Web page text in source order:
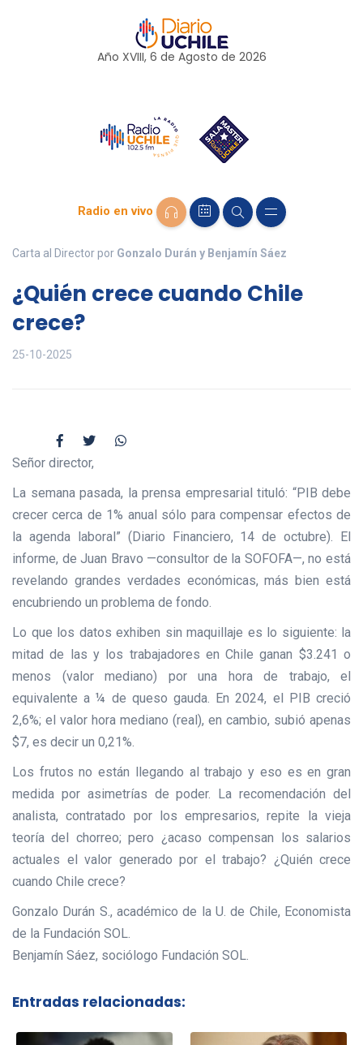
Año XVIII, 6 de Agosto de 2026
Radio en vivo
Carta al Director por Gonzalo Durán y Benjamín Sáez
¿Quién crece cuando Chile
crece?
25-10-2025
Señor director,
La semana pasada, la prensa empresarial tituló: “PIB debe
crecer cerca de 1% anual sólo para compensar efectos de
la agenda laboral” (Diario Financiero, 14 de octubre). El
informe, de Juan Bravo —consultor de la SOFOFA—, no está
revelando grandes verdades económicas, más bien está
encubriendo un problema de fondo.
Lo que los datos exhiben sin maquillaje es lo siguiente: la
mitad de las y los trabajadores en Chile ganan $3.241 o
menos (valor mediano) por una hora de trabajo, el
equivalente a ¼ de queso gauda. En 2024, el PIB creció
2,6%; el valor hora mediano (real), en cambio, subió apenas
$7, es decir un 0,21%.
Los frutos no están llegando al trabajo y eso es en gran
medida por asimetrías de poder. La recomendación del
analista, contratado por los empresarios, repite la vieja
teoría del chorreo; pero ¿acaso compensan los salarios
actuales el valor generado por el trabajo? ¿Quién crece
cuando Chile crece?
Gonzalo Durán S., académico de la U. de Chile, Economista
de la Fundación SOL.
Benjamín Sáez, sociólogo Fundación SOL.
Entradas relacionadas: